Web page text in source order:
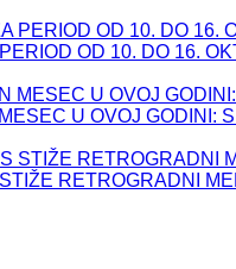
OD 10. DO 16.
U OVOJ GODINI:
RETROGRADNI